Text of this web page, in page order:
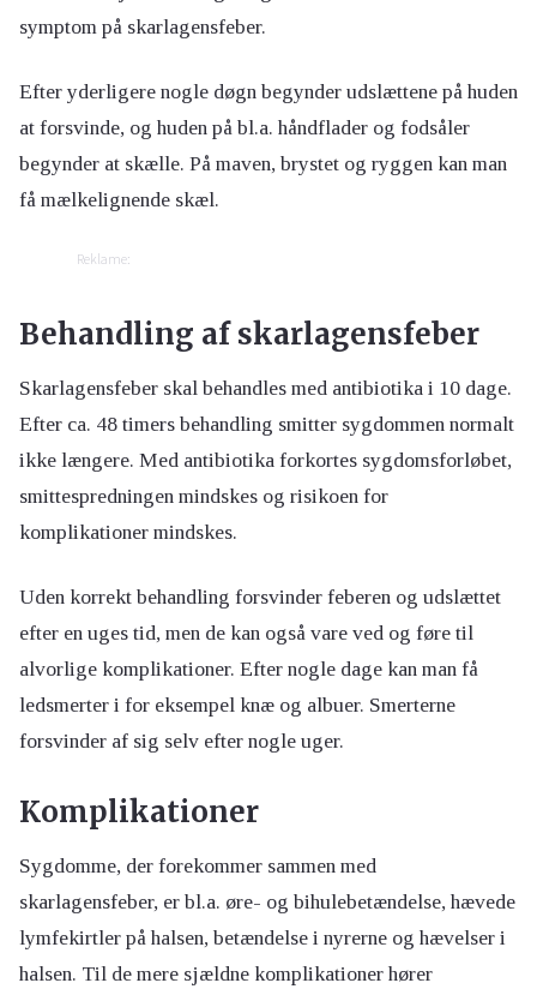
symptom på skarlagensfeber.
Efter yderligere nogle døgn begynder udslættene på huden
at forsvinde, og huden på bl.a. håndflader og fodsåler
begynder at skælle. På maven, brystet og ryggen kan man
få mælkelignende skæl.
Reklame:
Behandling af skarlagensfeber
Skarlagensfeber skal behandles med antibiotika i 10 dage.
Efter ca. 48 timers behandling smitter sygdommen normalt
ikke længere. Med antibiotika forkortes sygdomsforløbet,
smittespredningen mindskes og risikoen for
komplikationer mindskes.
Uden korrekt behandling forsvinder feberen og udslættet
efter en uges tid, men de kan også vare ved og føre til
alvorlige komplikationer. Efter nogle dage kan man få
ledsmerter i for eksempel knæ og albuer. Smerterne
forsvinder af sig selv efter nogle uger.
Komplikationer
Sygdomme, der forekommer sammen med
skarlagensfeber, er bl.a. øre- og bihulebetændelse, hævede
lymfekirtler på halsen, betændelse i nyrerne og hævelser i
halsen. Til de mere sjældne komplikationer hører